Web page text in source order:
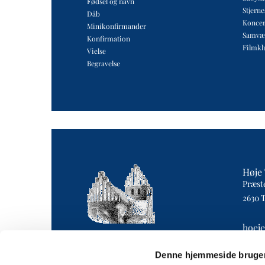
Denne hjemmeside
Dåb
Minikonfirmander
Konfirmation
Vielse
Begravelse
Høje
2630